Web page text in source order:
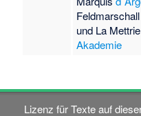
und La
Akademie
Lizenz für Texte auf